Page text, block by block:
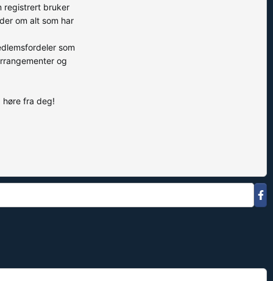
registrert bruker
om alt som har
som
og
høre fra deg!